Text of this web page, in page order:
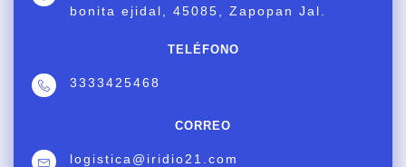
bonita ejidal, 45085, Zapopan Jal.
TELÉFONO
3333425468
CORREO
logistica@iridio21.com